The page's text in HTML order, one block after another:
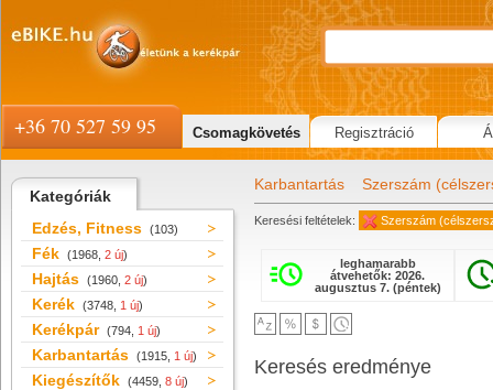
Kategóriák
Edzés, Fitness (103)
Fék (1968, 2 új)
Hajtás (1960, 2 új)
Kerék (3748, 1 új)
Kerékpár (794, 1 új)
Karbantartás (1915, 1 új)
Kiegészítők (4459, 8 új)
Karbantartás Szerszám
Keresési feltételek: Szerszám
leghamarabb
átvehetők: 2026.
augusztus 7. (péntek)
Keresés eredménye
+36 70 527 59 95 Csomagkövetés Regisztráció